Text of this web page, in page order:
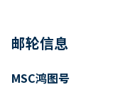
邮轮信息
MSC鸿图号